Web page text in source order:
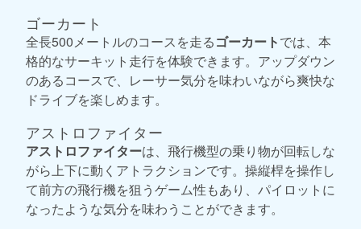
ゴーカート
全長500メートルのコースを走るゴーカートでは、本
格的なサーキット走行を体験できます。アップダウン
のあるコースで、レーサー気分を味わいながら爽快な
ドライブを楽しめます。
アストロファイター
アストロファイターは、飛行機型の乗り物が回転しな
がら上下に動くアトラクションです。操縦桿を操作し
て前方の飛行機を狙うゲーム性もあり、パイロットに
なったような気分を味わうことができます。